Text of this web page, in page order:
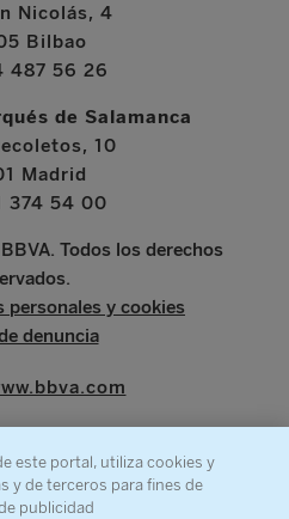
Nicolás, 4
Bilbao
487 56 26
de Salamanca
10
Madrid
374 54 00
Todos los derechos
personales y cookies
denuncia
FUNDACIÓN
este portal, utiliza cookies y
y de terceros para fines de
publicidad